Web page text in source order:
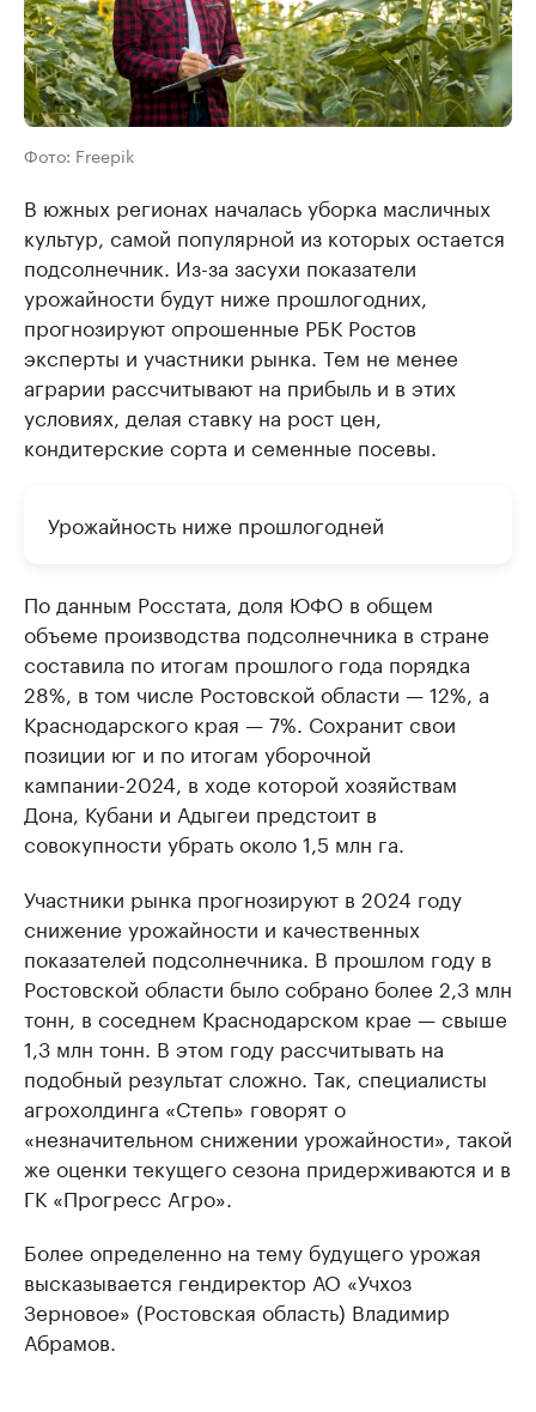
Фото: Freepik
В южных регионах началась уборка масличных
культур, самой популярной из которых остается
подсолнечник. Из-за засухи показатели
урожайности будут ниже прошлогодних,
прогнозируют опрошенные РБК Ростов
эксперты и участники рынка. Тем не менее
аграрии рассчитывают на прибыль и в этих
условиях, делая ставку на рост цен,
кондитерские сорта и семенные посевы.
Урожайность ниже прошлогодней
По данным Росстата, доля ЮФО в общем
объеме производства подсолнечника в стране
составила по итогам прошлого года порядка
28%, в том числе Ростовской области — 12%, а
Краснодарского края — 7%. Сохранит свои
позиции юг и по итогам уборочной
кампании-2024, в ходе которой хозяйствам
Дона, Кубани и Адыгеи предстоит в
совокупности убрать около 1,5 млн га.
Участники рынка прогнозируют в 2024 году
снижение урожайности и качественных
показателей подсолнечника. В прошлом году в
Ростовской области было собрано более 2,3 млн
тонн, в соседнем Краснодарском крае — свыше
1,3 млн тонн. В этом году рассчитывать на
подобный результат сложно. Так, специалисты
агрохолдинга «Степь» говорят о
«незначительном снижении урожайности», такой
же оценки текущего сезона придерживаются и в
ГК «Прогресс Агро».
Более определенно на тему будущего урожая
высказывается гендиректор АО «Учхоз
Зерновое» (Ростовская область) Владимир
Абрамов.